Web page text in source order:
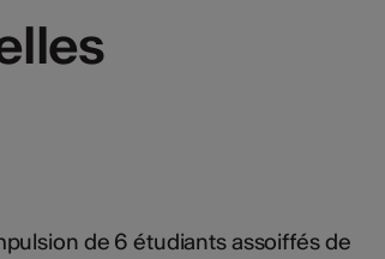
de 6 étudiants assoiffés de